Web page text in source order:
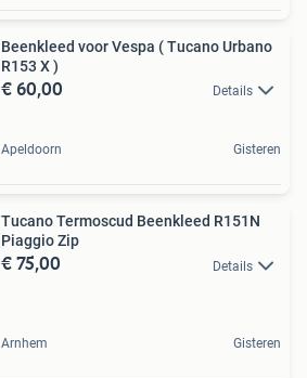
Beenkleed voor Vespa ( Tucano Urbano
R153 X )
€ 60,00 Details
Apeldoorn Gisteren
Tucano Termoscud Beenkleed R151N
Piaggio Zip
€ 75,00 Details
Arnhem Gisteren